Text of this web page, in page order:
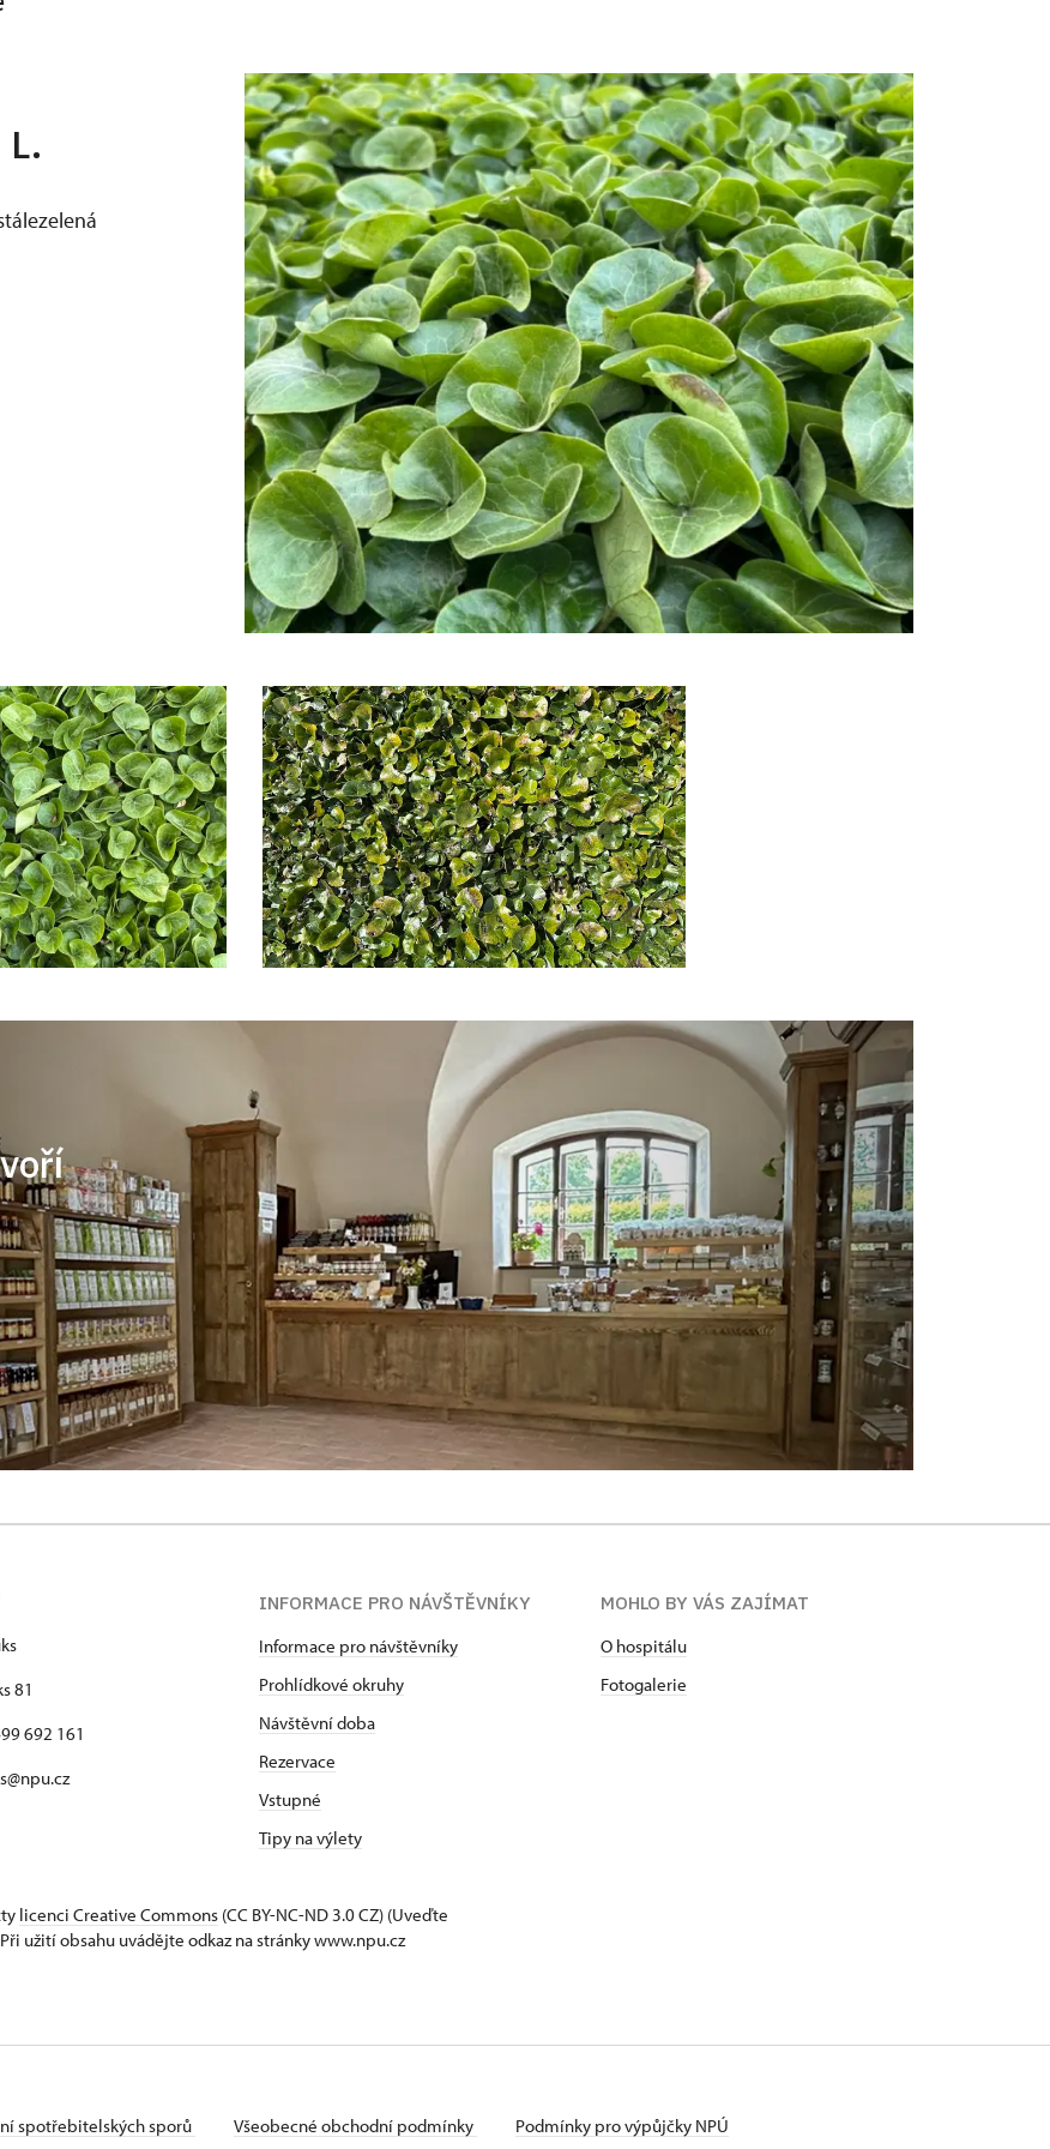
81
692 161
INFORMACE PRO NÁVŠTĚVNÍKY
Informace pro návštěvníky
Prohlídkové okruhy
Návštěvní doba
Rezervace
Vstupné
Tipy na výlety
MOHLO BY VÁS ZAJÍMAT
O hospitálu
Fotogalerie
licenci Creative Commons (CC BY-NC-ND 3.0 CZ) (Uveďte
užití obsahu uvádějte odkaz na stránky www.npu.cz
spotřebitelských sporů Všeobecné obchodní podmínky
Podmínky pro výpůjčky NPÚ